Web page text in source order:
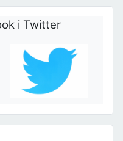
і Twitter